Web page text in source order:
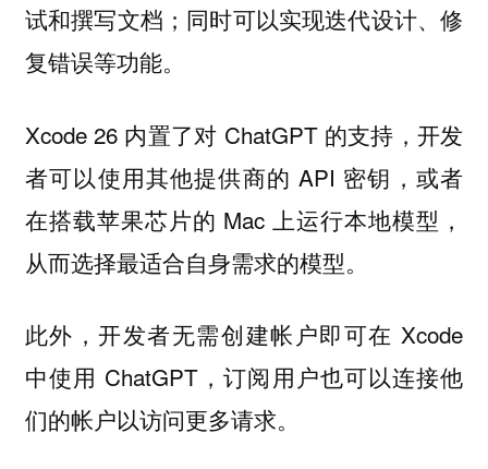
试和撰写文档；同时可以实现迭代设计、修
复错误等功能。
Xcode 26 内置了对 ChatGPT 的支持，开发
者可以使用其他提供商的 API 密钥，或者
在搭载苹果芯片的 Mac 上运行本地模型，
从而选择最适合自身需求的模型。
此外，开发者无需创建帐户即可在 Xcode
中使用 ChatGPT，订阅用户也可以连接他
们的帐户以访问更多请求。